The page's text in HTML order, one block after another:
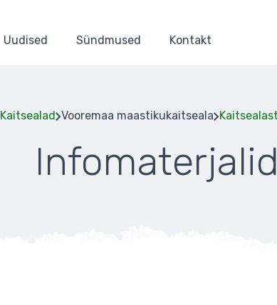
Uudised Sündmused Kontakt
Kaitsealad Vooremaa maastikukaitseala Kaitsealast
Infomaterjalid